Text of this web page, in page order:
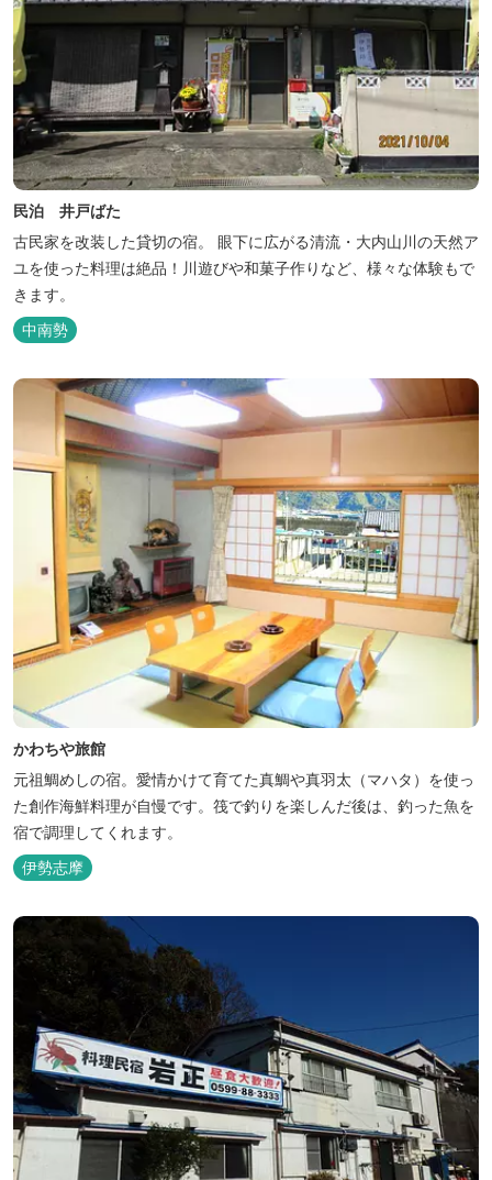
民泊 井戸ばた
古民家を改装した貸切の宿。 眼下に広がる清流・大内山川の天然ア
ユを使った料理は絶品！川遊びや和菓子作りなど、様々な体験もで
きます。
中南勢
かわちや旅館
元祖鯛めしの宿。愛情かけて育てた真鯛や真羽太（マハタ）を使っ
た創作海鮮料理が自慢です。筏で釣りを楽しんだ後は、釣った魚を
宿で調理してくれます。
伊勢志摩